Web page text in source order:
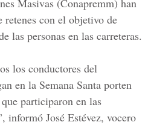
Masivas (Conapremm) han
con el objetivo de
las personas en las carreteras.
los conductores del
en la Semana Santa porten
participaron en las
informó José Estévez, vocero